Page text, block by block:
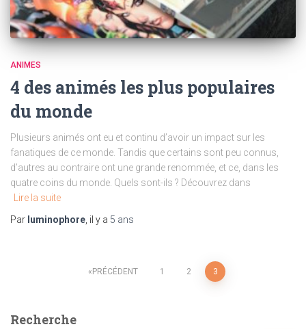
ANIMES
4 des animés les plus populaires
du monde
Plusieurs animés ont eu et continu d’avoir un impact sur les
fanatiques de ce monde. Tandis que certains sont peu connus,
d’autres au contraire ont une grande renommée, et ce, dans les
quatre coins du monde. Quels sont-ils ? Découvrez dans
Lire la suite
Par luminophore, il y a 5 ans
PaginationPRÉCÉDENT 1 2 3
Recherche